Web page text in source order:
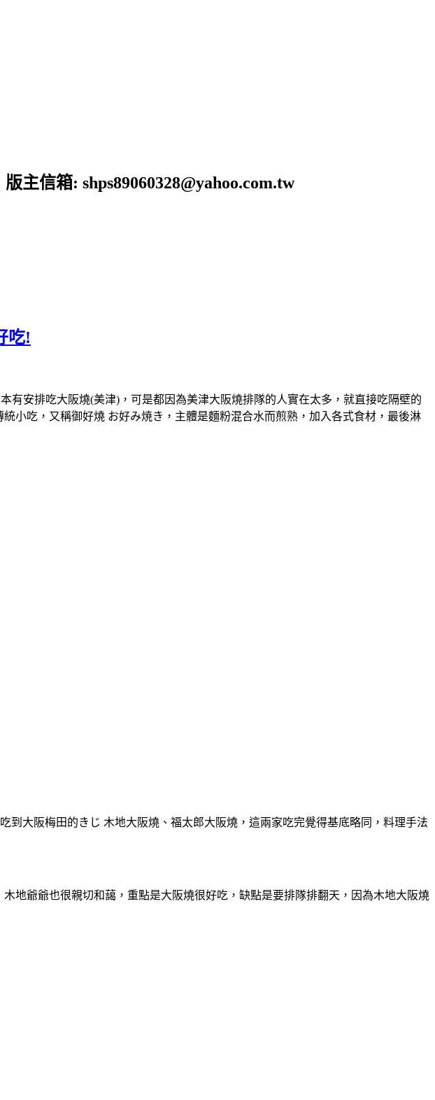
主信箱: shps89060328@yahoo.com.tw
吃!
有安排吃大阪燒(美津)，可是都因為美津大阪燒排隊的人實在太多，就直接吃隔壁的
小吃，又稱御好燒 お好み焼き，主體是麵粉混合水而煎熟，加入各式食材，最後淋
大阪梅田的きじ 木地大阪燒、福太郎大阪燒，這兩家吃完覺得基底略同，料理手法
地爺爺也很親切和藹，重點是大阪燒很好吃，缺點是要排隊排翻天，因為木地大阪燒